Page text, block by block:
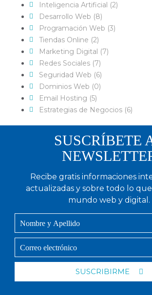
Inteligencia Artificial (2)
Desarrollo Web (8)
Programación Web (3)
Tiendas Online (2)
Marketing Digital (7)
Redes Sociales (7)
Seguridad Web (6)
Dominios Web (0)
Email Hosting (5)
Estrategias de Negocios (6)
SUSCRÍBETE
Recibe gratis informaciones
actualizadas y sobre todo lo que
mundo web y digital.
SUSCRIBIRME